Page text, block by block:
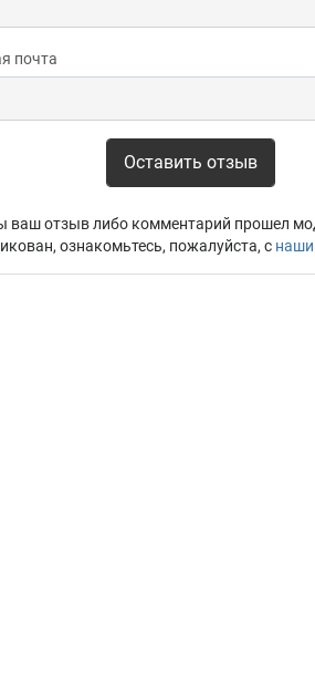
почта
Оставить отзыв
ваш отзыв либо комментарий прошел
ознакомьтесь, пожалуйста, с